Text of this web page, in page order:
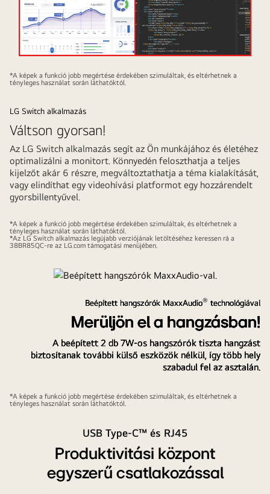
*A képek a funkció jobb megértése érdekében szimuláltak, és eltérhetnek a
tényleges használat során láthatóktól.
LG Switch alkalmazás
Váltson gyorsan!
Az LG Switch alkalmazás segít az Ön munkájához és életéhez
optimalizálni a monitort. Könnyedén feloszthatja a teljes
kijelzőt akár 6 részre, megváltoztathatja a téma kialakítását,
vagy elindíthat egy videohívási platformot egy hozzárendelt
gyorsbillentyűvel.
lejátszásamegállítása
*A képek a funkció jobb megértése érdekében szimuláltak, és eltérhetnek a
tényleges használat során láthatóktól.
*Az LG Switch alkalmazás legújabb verziójának letöltéséhez keressen rá a
38BR85QC-re az LG.com támogatási menüjében.
Beépített hangszórók MaxxAudio® technológiával
Merüljön el a hangzásban!
A beépített 2 db 7W-os hangszórók tiszta hangzást
biztosítanak további külső eszközök nélkül, így több hely
szabadul fel az asztalán.
*A képek a funkció jobb megértése érdekében szimuláltak, és eltérhetnek a
tényleges használat során láthatóktól.
USB Type-C™ és RJ45
Produktivitási központ
egyszerű csatlakozással